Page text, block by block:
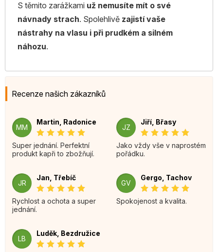
S těmito zarážkami už nemusíte mít o své
návnady strach. Spolehlivě zajistí vaše
nástrahy na vlasu i při prudkém a silném
náhozu.
Recenze našich zákazníků
MM
Martin, Radonice
Super jednání. Perfektní
produkt kapři to zbožňují.
JZ
Jiří, Břasy
Jako vždy vše v naprostém
pořádku.
JR
Jan, Třebíč
Rychlost a ochota a super
jednání.
GV
Gergo, Tachov
Spokojenost a kvalita.
LB
Luděk, Bezdružice